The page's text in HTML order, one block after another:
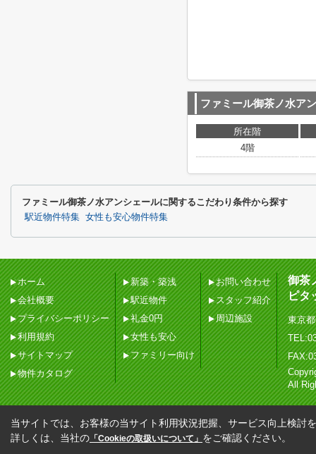
ファミール御茶ノ水ア
所在階
4階
ファミール御茶ノ水アンシェールに関するこだわり条件から探す
駅近物件特集 女性も安心物件特集
ホーム
会社概要
プライバシーポリシー
利用規約
サイトマップ
物件カタログ
新築・築浅
駅近物件
礼金0円
女性も安心
ファミリー向け
お問い合わせ
スタッフ紹介
周辺施設
御茶
ピタ
東京
All
当サイトでは、お客様の当サイト利用状況把握、サービス向上検討
詳しくは、当社の 「Cookieの取扱いについて」 をご確認ください。